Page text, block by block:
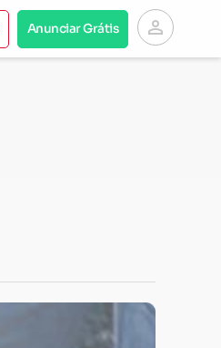
Anunciar Grátis person